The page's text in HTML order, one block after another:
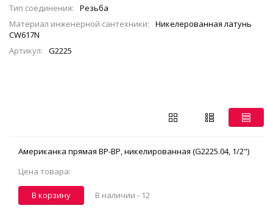
Тип соединения:
Резьба
Материал инженерной сантехники:
Никелерованная латунь
CW617N
Артикул:
G2225
Американка прямая ВР-ВР, никелированная (G2225.04, 1/2")
Цена товара:
В корзину В наличии - 12